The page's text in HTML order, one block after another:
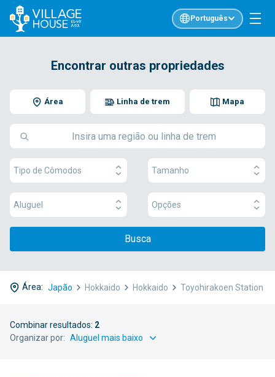
Português
Encontrar outras propriedades
Área Mapa
Linha de trem
Tipo de Cômodos Tamanho
Aluguel Opções
Busca
Área: Japão Hokkaido Hokkaido Toyohirakoen Station
Combinar resultados: 2
Organizar por: